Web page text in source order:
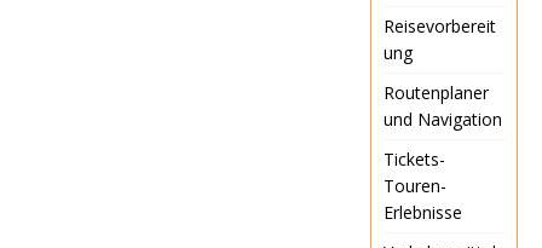
Reisevorbereit
ung
Routenplaner
und Navigation
Tickets-
Touren-
Erlebnisse